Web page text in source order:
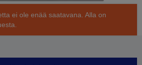
ei ole enää saatavana. Alla on